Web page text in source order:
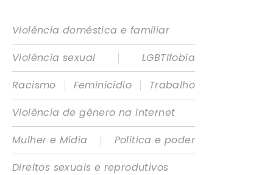
Violência doméstica e familiar
Violência sexual
|
LGBTIfobia
Racismo
| Feminicídio |
Trabalho
Violência de gênero na internet
Mulher e Mídia
|
Política e poder
Direitos sexuais e reprodutivos